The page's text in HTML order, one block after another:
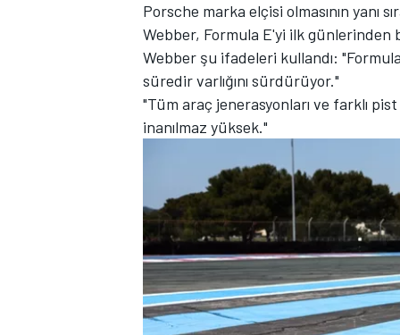
TÜRK SPORCULAR
Porsche marka elçisi olmasının yanı
Webber, Formula E'yi ilk
Webber şu ifadeleri kullandı:
süredir varlığını sürdürüyor."
"Tüm araç jenerasyonları ve farklı
inanılmaz yüksek."